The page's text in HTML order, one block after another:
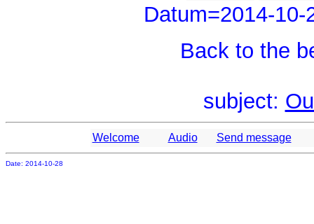
Datum=2014-10-
Back to the
subject:
Welcome Audio Send message
Date: 2014-10-28